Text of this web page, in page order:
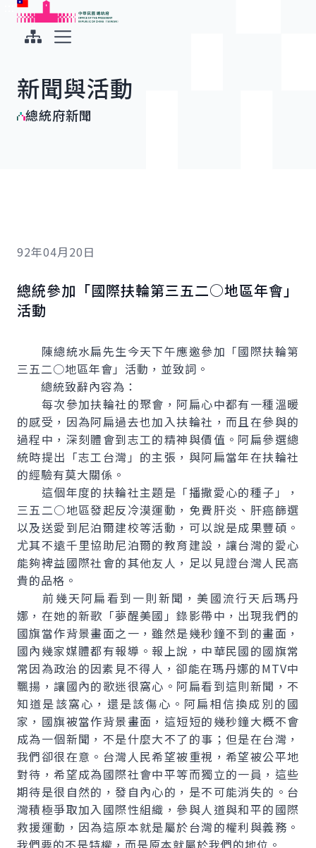
跳到主要內容
中華民國總統府
新聞與活動
總統府新聞
92年04月20日
總統參加「國際扶輪第三五二○地區年會」
活動
陳總統水扁先生今天下午應邀參加「國際扶輪第
三五二○地區年會」活動，並致詞。
總統致辭內容為：
每次參加扶輪社的聚會，阿扁心中都有一種溫暖
的感受，因為阿扁過去也加入扶輪社，而且在參與的
過程中，深刻體會到志工的精神與價值。阿扁參選總
統時提出「志工台灣」的主張，與阿扁當年在扶輪社
的經驗有莫大關係。
這個年度的扶輪社主題是「播撒愛心的種子」，
三五二○地區發起反冷漠運動，免費肝炎、肝癌篩選
以及送愛到尼泊爾建校等活動，可以說是成果豐碩。
尤其不遠千里協助尼泊爾的教育建設，讓台灣的愛心
能夠裨益國際社會的其他友人，足以見證台灣人民高
貴的品格。
前幾天阿扁看到一則新聞，美國流行天后瑪丹
娜，在她的新歌「夢醒美國」錄影帶中，出現我們的
國旗當作背景畫面之一，雖然是幾秒鐘不到的畫面，
國內幾家媒體都有報導。報上說，中華民國的國旗常
常因為政治的因素見不得人，卻能在瑪丹娜的MTV中
飄揚，讓國內的歌迷很窩心。阿扁看到這則新聞，不
知道是該窩心，還是該傷心。阿扁相信換成別的國
家，國旗被當作背景畫面，這短短的幾秒鐘大概不會
成為一個新聞，不是什麼大不了的事；但是在台灣，
我們卻很在意。台灣人民希望被重視，希望被公平地
對待，希望成為國際社會中平等而獨立的一員，這些
期待是很自然的，發自內心的，是不可能消失的。台
灣積極爭取加入國際性組織，參與人道與和平的國際
救援運動，因為這原本就是屬於台灣的權利與義務。
我們要的不是特權，而是原本就屬於我們的地位。